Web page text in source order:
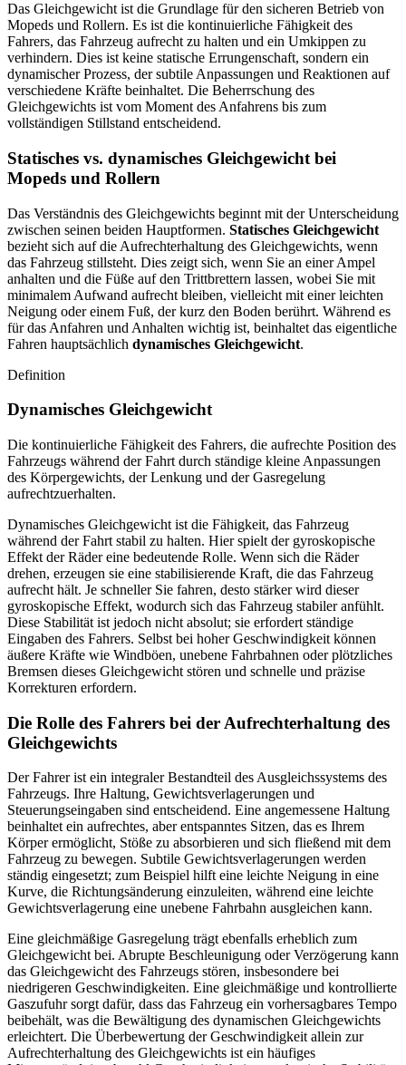
Das Gleichgewicht ist die Grundlage für den sicheren Betrieb von
Mopeds und Rollern. Es ist die kontinuierliche Fähigkeit des
Fahrers, das Fahrzeug aufrecht zu halten und ein Umkippen zu
verhindern. Dies ist keine statische Errungenschaft, sondern ein
dynamischer Prozess, der subtile Anpassungen und Reaktionen auf
verschiedene Kräfte beinhaltet. Die Beherrschung des
Gleichgewichts ist vom Moment des Anfahrens bis zum
vollständigen Stillstand entscheidend.
Statisches vs. dynamisches Gleichgewicht bei
Mopeds und Rollern
Das Verständnis des Gleichgewichts beginnt mit der Unterscheidung
zwischen seinen beiden Hauptformen. Statisches Gleichgewicht
bezieht sich auf die Aufrechterhaltung des Gleichgewichts, wenn
das Fahrzeug stillsteht. Dies zeigt sich, wenn Sie an einer Ampel
anhalten und die Füße auf den Trittbrettern lassen, wobei Sie mit
minimalem Aufwand aufrecht bleiben, vielleicht mit einer leichten
Neigung oder einem Fuß, der kurz den Boden berührt. Während es
für das Anfahren und Anhalten wichtig ist, beinhaltet das eigentliche
Fahren hauptsächlich dynamisches Gleichgewicht.
Definition
Dynamisches Gleichgewicht
Die kontinuierliche Fähigkeit des Fahrers, die aufrechte Position des
Fahrzeugs während der Fahrt durch ständige kleine Anpassungen
des Körpergewichts, der Lenkung und der Gasregelung
aufrechtzuerhalten.
Dynamisches Gleichgewicht ist die Fähigkeit, das Fahrzeug
während der Fahrt stabil zu halten. Hier spielt der gyroskopische
Effekt der Räder eine bedeutende Rolle. Wenn sich die Räder
drehen, erzeugen sie eine stabilisierende Kraft, die das Fahrzeug
aufrecht hält. Je schneller Sie fahren, desto stärker wird dieser
gyroskopische Effekt, wodurch sich das Fahrzeug stabiler anfühlt.
Diese Stabilität ist jedoch nicht absolut; sie erfordert ständige
Eingaben des Fahrers. Selbst bei hoher Geschwindigkeit können
äußere Kräfte wie Windböen, unebene Fahrbahnen oder plötzliches
Bremsen dieses Gleichgewicht stören und schnelle und präzise
Korrekturen erfordern.
Die Rolle des Fahrers bei der Aufrechterhaltung des
Gleichgewichts
Der Fahrer ist ein integraler Bestandteil des Ausgleichssystems des
Fahrzeugs. Ihre Haltung, Gewichtsverlagerungen und
Steuerungseingaben sind entscheidend. Eine angemessene Haltung
beinhaltet ein aufrechtes, aber entspanntes Sitzen, das es Ihrem
Körper ermöglicht, Stöße zu absorbieren und sich fließend mit dem
Fahrzeug zu bewegen. Subtile Gewichtsverlagerungen werden
ständig eingesetzt; zum Beispiel hilft eine leichte Neigung in eine
Kurve, die Richtungsänderung einzuleiten, während eine leichte
Gewichtsverlagerung eine unebene Fahrbahn ausgleichen kann.
Eine gleichmäßige Gasregelung trägt ebenfalls erheblich zum
Gleichgewicht bei. Abrupte Beschleunigung oder Verzögerung kann
das Gleichgewicht des Fahrzeugs stören, insbesondere bei
niedrigeren Geschwindigkeiten. Eine gleichmäßige und kontrollierte
Gaszufuhr sorgt dafür, dass das Fahrzeug ein vorhersagbares Tempo
beibehält, was die Bewältigung des dynamischen Gleichgewichts
erleichtert. Die Überbewertung der Geschwindigkeit allein zur
Aufrechterhaltung des Gleichgewichts ist ein häufiges